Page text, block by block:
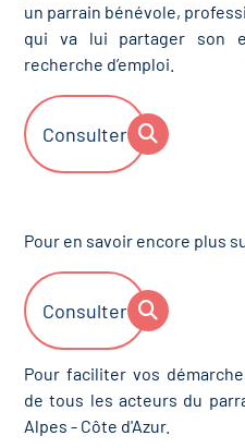
un parrain bénévole,
qui va lui partager son
recherche d’emploi.
Consulter
Pour en savoir encore plus
Consulter
Pour faciliter vos
de tous les acteurs du
Alpes - Côte d'Azur.